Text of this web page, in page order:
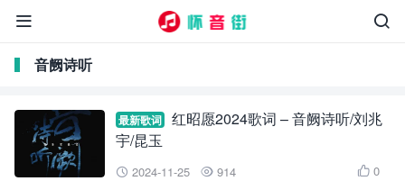


音阙诗听
最新歌词
红昭愿2024歌词 – 音阙诗听/刘兆
宇/昆玉
 2024-11-25  914  0